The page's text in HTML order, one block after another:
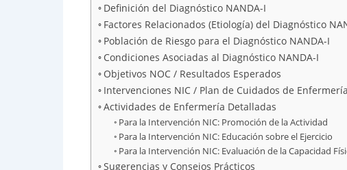
Definición del Diagnóstico NANDA-I
Factores Relacionados (Etiología) del Diagnóstico
Población de Riesgo para el Diagnóstico NANDA-I
Condiciones Asociadas al Diagnóstico NANDA-I
Objetivos NOC / Resultados Esperados
Intervenciones NIC / Plan de Cuidados de Enfermería
Actividades de Enfermería Detalladas
Para la Intervención NIC: Promoción de la Actividad
Para la Intervención NIC: Educación sobre el Ejercicio
Para la Intervención NIC: Evaluación de la Capacidad
Sugerencias y Consejos Prácticos